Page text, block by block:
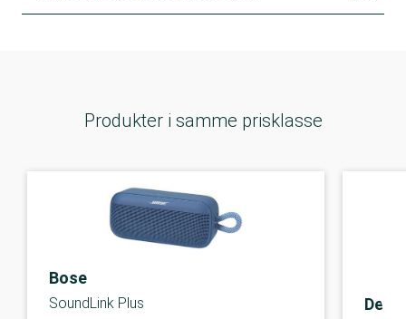
Produkter i samme prisklasse
Bose
SoundLink Plus